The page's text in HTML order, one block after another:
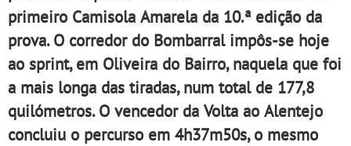
primeiro Camisola Amarela da 10.ª edição da
prova. O corredor do Bombarral impôs-se hoje
ao sprint, em Oliveira do Bairro, naquela que foi
a mais longa das tiradas, num total de 177,8
quilómetros. O vencedor da Volta ao Alentejo
concluiu o percurso em 4h37m50s, o mesmo